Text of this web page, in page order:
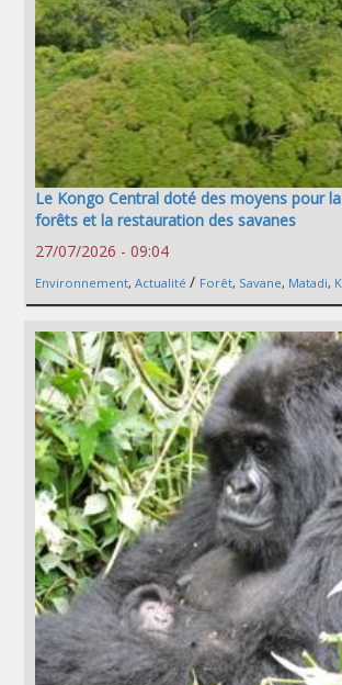
Le Kongo Central doté des moyens pour
forêts et la restauration des savanes
27/07/2026 - 09:04
Environnement, Actualité / Forêt, Savane, Matadi,